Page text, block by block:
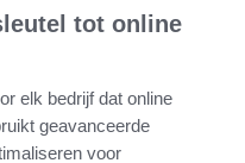
tot online
elk bedrijf dat online
geavanceerde
voor